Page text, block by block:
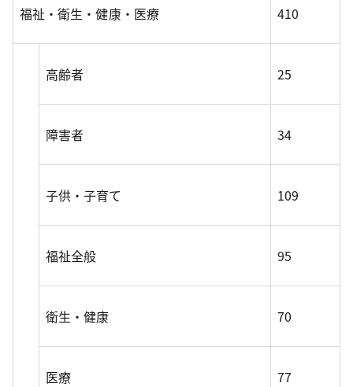
福祉・衛生・健康・医療 410
高齢者 25
障害者 34
子供・子育て 109
福祉全般 95
衛生・健康 70
医療 77